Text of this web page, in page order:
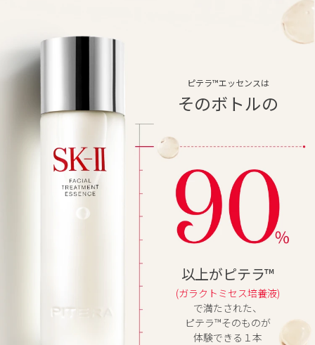
ピテラ™エッセンスは
そのボトルの
以上がピテラ™
(ガラクトミセス培養液)
で満たされた、
ピテラ™そのものが
体験できる１本